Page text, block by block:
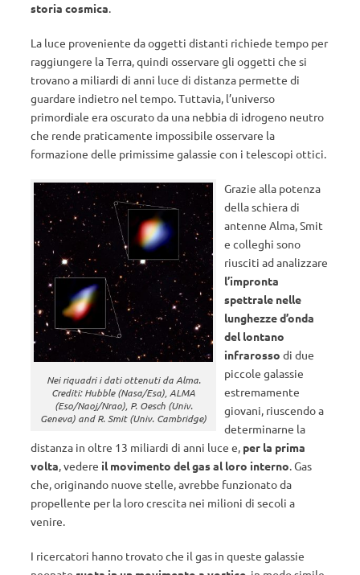
storia cosmica.
La luce proveniente da oggetti distanti richiede tempo per
raggiungere la Terra, quindi osservare gli oggetti che si
trovano a miliardi di anni luce di distanza permette di
guardare indietro nel tempo. Tuttavia, l’universo
primordiale era oscurato da una nebbia di idrogeno neutro
che rende praticamente impossibile osservare la
formazione delle primissime galassie con i telescopi ottici.
Nei riquadri i dati ottenuti da Alma.
Crediti: Hubble (Nasa/Esa), ALMA
(Eso/Naoj/Nrao), P. Oesch (Univ.
Geneva) and R. Smit (Univ. Cambridge)
Grazie alla potenza
della schiera di
antenne Alma, Smit
e colleghi sono
riusciti ad analizzare
l’impronta
spettrale nelle
lunghezze d’onda
del lontano
infrarosso di due
piccole galassie
estremamente
giovani, riuscendo a
determinarne la
distanza in oltre 13 miliardi di anni luce e, per la prima
volta, vedere il movimento del gas al loro interno. Gas
che, originando nuove stelle, avrebbe funzionato da
propellente per la loro crescita nei milioni di secoli a
venire.
I ricercatori hanno trovato che il gas in queste galassie